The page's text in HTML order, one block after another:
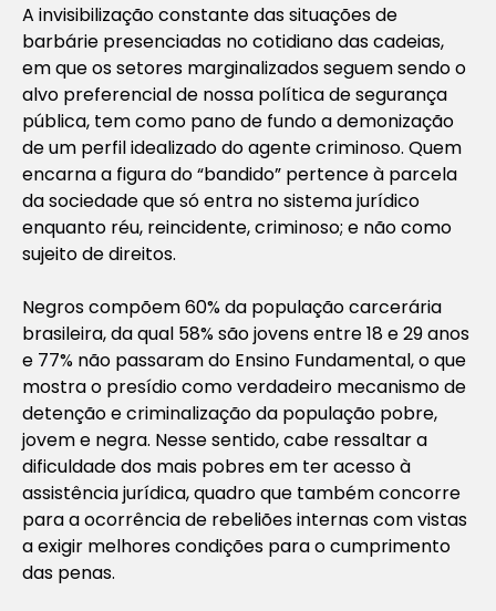
A invisibilização constante das situações de
barbárie presenciadas no cotidiano das cadeias,
em que os setores marginalizados seguem sendo o
alvo preferencial de nossa política de segurança
pública, tem como pano de fundo a demonização
de um perfil idealizado do agente criminoso. Quem
encarna a figura do “bandido” pertence à parcela
da sociedade que só entra no sistema jurídico
enquanto réu, reincidente, criminoso; e não como
sujeito de direitos.
Negros compõem 60% da população carcerária
brasileira, da qual 58% são jovens entre 18 e 29 anos
e 77% não passaram do Ensino Fundamental, o que
mostra o presídio como verdadeiro mecanismo de
detenção e criminalização da população pobre,
jovem e negra. Nesse sentido, cabe ressaltar a
dificuldade dos mais pobres em ter acesso à
assistência jurídica, quadro que também concorre
para a ocorrência de rebeliões internas com vistas
a exigir melhores condições para o cumprimento
das penas.